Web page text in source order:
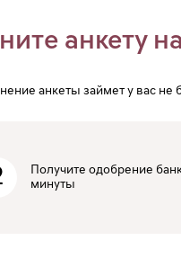
анкету
анкеты займет у вас не
Получите одобрение
минуты